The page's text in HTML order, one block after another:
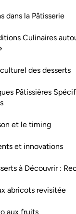
dans la Pâtisserie
Culinaires
des desserts
Pâtissières
et le timing
et innovations
à Découvrir :
abricots revisitée
aux fruits